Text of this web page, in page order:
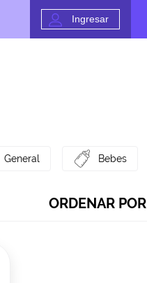
Ingresar
General Bebes
ORDENAR POR